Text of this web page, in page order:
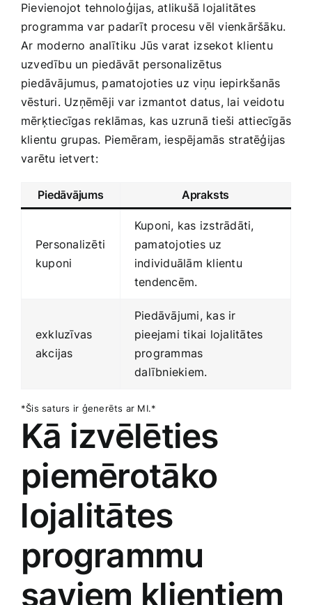
Pievienojot ‍tehnoloģijas, atlikušā lojalitātes
programma var ‍padarīt procesu⁢ vēl vienkāršāku.‍
Ar⁤ moderno⁣ analītiku Jūs varat⁤ izsekot klientu
uzvedību un‍ piedāvāt ‍personalizētus
piedāvājumus, pamatojoties uz⁤ viņu iepirkšanās
vēsturi. Uzņēmēji var izmantot datus, lai ⁢veidotu
mērķtiecīgas reklāmas, kas uzrunā tieši attiecīgās
klientu grupas. Piemēram,‍ iespējamās ‍stratēģijas
⁢varētu ietvert:
Piedāvājums Apraksts
Personalizēti
kuponi
Kuponi, kas ‍izstrādāti,
pamatojoties uz
individuālām klientu
tendencēm.
exkluzīvas
akcijas
Piedāvājumi, kas ir‌
pieejami tikai lojalitātes
programmas
⁤dalībniekiem.
*Šis saturs ir ģenerēts ar MI.*
Kā izvēlēties
piemērotāko
⁣lojalitātes
programmu
saviem​ klientiem